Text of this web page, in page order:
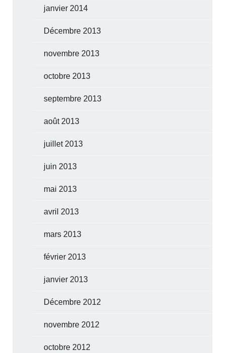
janvier 2014
Décembre 2013
novembre 2013
octobre 2013
septembre 2013
août 2013
juillet 2013
juin 2013
mai 2013
avril 2013
mars 2013
février 2013
janvier 2013
Décembre 2012
novembre 2012
octobre 2012